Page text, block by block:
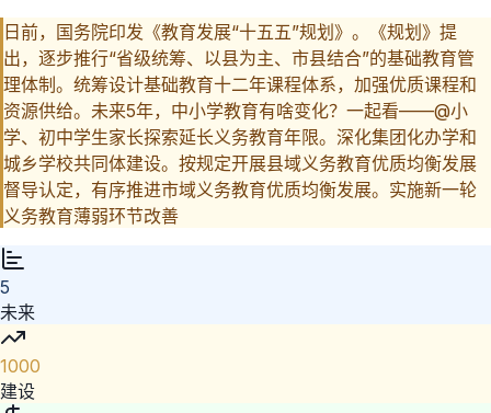
日前，国务院印发《教育发展“十五五”规划》。《规划》提
出，逐步推行“省级统筹、以县为主、市县结合”的基础教育管
理体制。统筹设计基础教育十二年课程体系，加强优质课程和
资源供给。未来5年，中小学教育有啥变化？一起看——@小
学、初中学生家长探索延长义务教育年限。深化集团化办学和
城乡学校共同体建设。按规定开展县域义务教育优质均衡发展
督导认定，有序推进市域义务教育优质均衡发展。实施新一轮
义务教育薄弱环节改善
5
未来
1000
建设